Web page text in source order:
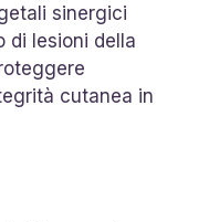
sinergici
di lesioni della
cutanea in